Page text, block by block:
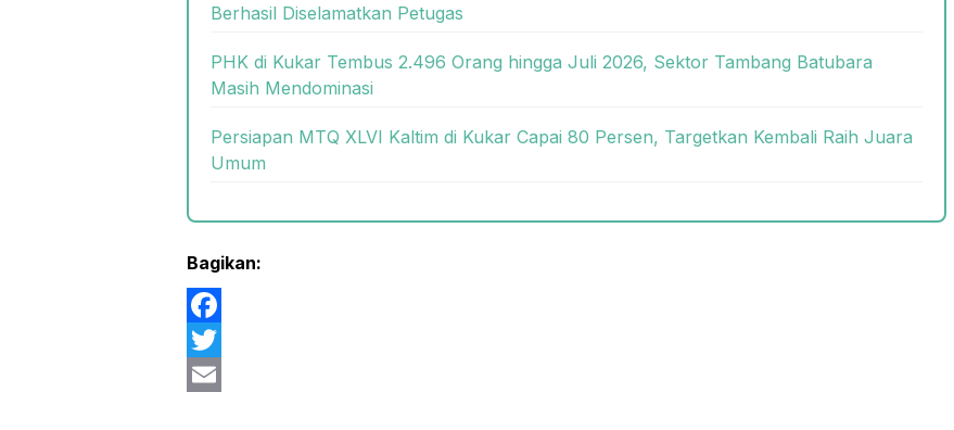
Berhasil Diselamatkan Petugas
PHK di Kukar Tembus 2.496 Orang hingga Juli 2026, Sektor Tambang Batubara
Masih Mendominasi
Persiapan MTQ XLVI Kaltim di Kukar Capai 80 Persen, Targetkan Kembali Raih Juara
Umum
Bagikan:
F
aT